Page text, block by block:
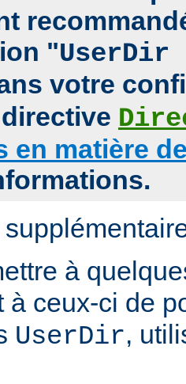
"UserDir
votre
en matière
à
à ceux-ci de
UserDir,